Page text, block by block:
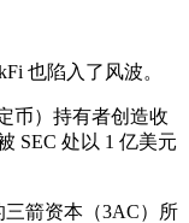
也陷入了风波。
币）持有者创造收
SEC 处以 1 亿美元
箭资本（3AC）所